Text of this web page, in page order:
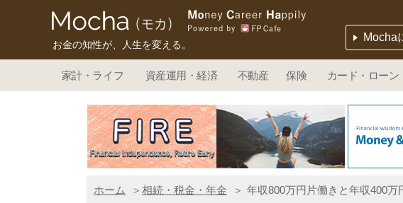
お金の知性が、人生を変える。
Mocha
家計・ライフ 資産運用・経済 不動産 保険 カード・ローン
ホーム 相続・税金・年金 年収800万円片働きと年収400